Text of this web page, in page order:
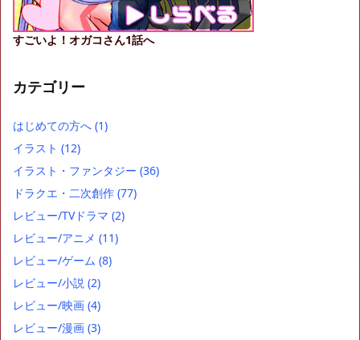
すごいよ！オガコさん1話へ
カテゴリー
はじめての方へ (1)
イラスト (12)
イラスト・ファンタジー (36)
ドラクエ・二次創作 (77)
レビュー/TVドラマ (2)
レビュー/アニメ (11)
レビュー/ゲーム (8)
レビュー/小説 (2)
レビュー/映画 (4)
レビュー/漫画 (3)